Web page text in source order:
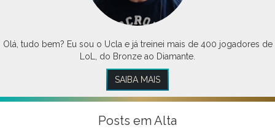
Olá, tudo bem? Eu sou o Ucla e já treinei mais de 400 jogadores de
LoL, do Bronze ao Diamante.
SAIBA MAIS
Posts em Alta